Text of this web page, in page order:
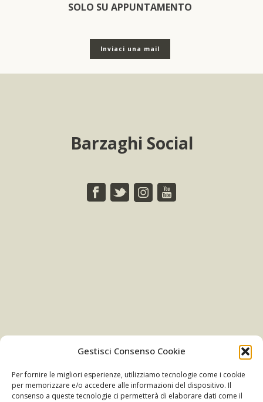
Gestisci Consenso Cookie
Per fornire le migliori esperienze, utilizziamo tecnologie come i cookie
per memorizzare e/o accedere alle informazioni del dispositivo. Il
consenso a queste tecnologie ci permetterà di elaborare dati come il
SOLO SU APPUNTAMENTO
Inviaci una mail
Barzaghi Social
Newsletter
ISCRIVITI